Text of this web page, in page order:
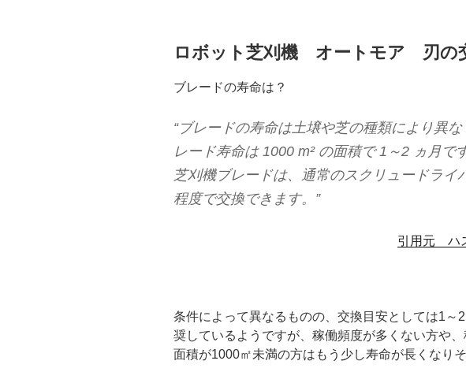
ロボット芝刈機 オートモア 刃の
ブレードの寿命は？
“ブレードの寿命は土壌や芝の種類により異
レード寿命は 1000 m² の面積で 1～2 ヵ月で
芝刈機ブレードは、通常のスクリュードライ
程度で交換できます。”
引用元 ハ
条件によって異なるものの、交換目安としては1～
奨しているようですが、稼働頻度が多くない方や、
面積が1000㎡未満の方はもう少し寿命が長くなりそ